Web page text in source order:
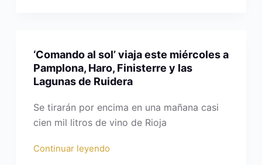
‘Comando al sol’ viaja este miércoles a
Pamplona, Haro, Finisterre y las
Lagunas de Ruidera
Se tirarán por encima en una mañana casi
cien mil litros de vino de Rioja
Continuar leyendo